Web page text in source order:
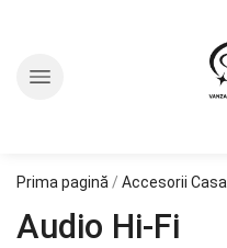
Prima pagină / Accesorii Casa
Audio Hi-Fi